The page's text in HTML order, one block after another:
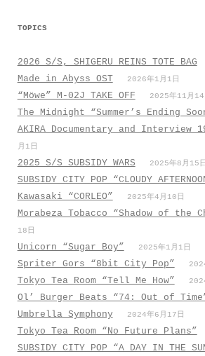
シ
ョ
ン
TOPICS
2026 S/S, SHIGERU REINS TOTE BAG
Made in Abyss OST 2026年1月1日
“Möwe” M-02J TAKE OFF 2025年11月14
The Midnight “Summer’s Ending
AKIRA Documentary and Interview
月1日
2025 S/S SUBSIDY WARS 2025年8月15日
SUBSIDY CITY POP “CLOUDY
Kawasaki “CORLEO” 2025年4月10日
Morabeza Tobacco “Shadow of the
18日
Unicorn “Sugar Boy” 2025年1月1日
Spriter Gors “8bit City Pop”
Tokyo Tea Room “Tell Me How”
Ol’ Burger Beats “74: Out of
Umbrella Symphony 2024年6月17日
Tokyo Tea Room “No Future Plans”
SUBSIDY CITY POP “A DAY IN THE